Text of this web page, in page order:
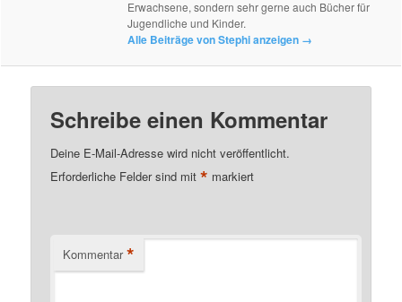
Erwachsene, sondern sehr gerne auch Bücher für
Jugendliche und Kinder.
Alle Beiträge von Stephi anzeigen →
Schreibe einen Kommentar
Deine E-Mail-Adresse wird nicht veröffentlicht.
Erforderliche Felder sind mit* markiert
Kommentar *